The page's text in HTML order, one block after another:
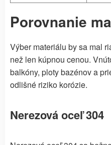
Porovnanie
Výber materiálu by sa mal
než len kúpnou cenou.
balkóny, ploty bazénov a
odlišné riziko korózie.
Nerezová oceľ 304